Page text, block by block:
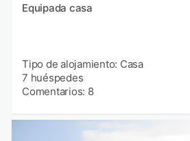
Equipada casa
Tipo de alojamiento: Casa
7 huéspedes
Comentarios: 8